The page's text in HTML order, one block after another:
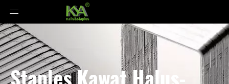
Staples Kawat Halus-